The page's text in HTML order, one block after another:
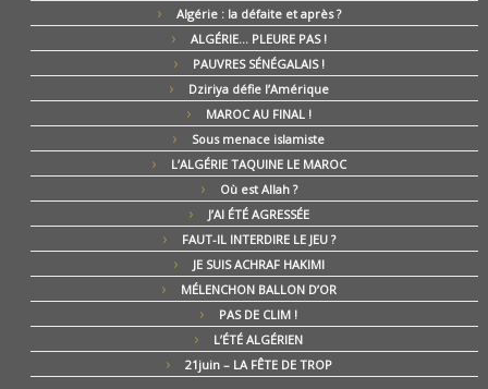
Algérie : la défaite et après ?
ALGÉRIE… PLEURE PAS !
PAUVRES SÉNÉGALAIS !
Dziriya défie l’Amérique
MAROC AU FINAL !
Sous menace islamiste
L’ALGÉRIE TAQUINE LE MAROC
Où est Allah ?
J’AI ÉTÉ AGRESSÉE
FAUT-IL INTERDIRE LE JEU ?
JE SUIS ACHRAF HAKIMI
MÉLENCHON BALLON D’OR
PAS DE CLIM !
L’ÉTÉ ALGÉRIEN
21juin – LA FÊTE DE TROP